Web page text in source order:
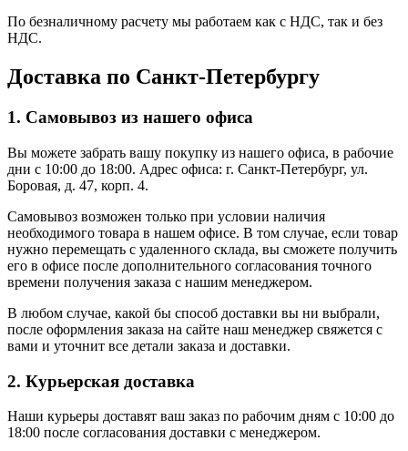
По безналичному расчету мы работаем как с НДС, так и без
НДС.
Доставка по Санкт-Петербургу
1. Самовывоз из нашего офиса
Вы можете забрать вашу покупку из нашего офиса, в рабочие
дни с 10:00 до 18:00. Адрес офиса: г. Санкт-Петербург, ул.
Боровая, д. 47, корп. 4.
Самовывоз возможен только при условии наличия
необходимого товара в нашем офисе. В том случае, если товар
нужно перемещать с удаленного склада, вы сможете получить
его в офисе после дополнительного согласования точного
времени получения заказа с нашим менеджером.
В любом случае, какой бы способ доставки вы ни выбрали,
после оформления заказа на сайте наш менеджер свяжется с
вами и уточнит все детали заказа и доставки.
2. Курьерская доставка
Наши курьеры доставят ваш заказ по рабочим дням с 10:00 до
18:00 после согласования доставки с менеджером.